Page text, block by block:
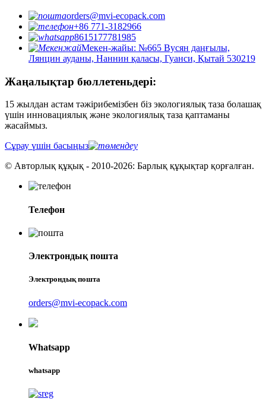
orders@mvi-ecopack.com
+86 771-3182966
8615177781985
Мекен-жайы: №665 Вусян даңғылы,
Лянцин ауданы, Наннин қаласы, Гуанси, Қытай 530219
Жаңалықтар бюллетеньдері:
15 жылдан астам тәжірибемізбен біз экологиялық таза болашақ
үшін инновациялық және экологиялық таза қаптаманы
жасаймыз.
Сұрау үшін басыңыз
© Авторлық құқық - 2010-2026: Барлық құқықтар қорғалған.
Телефон
Электрондық пошта
Электрондық пошта
orders@mvi-ecopack.com
Whatsapp
whatsapp